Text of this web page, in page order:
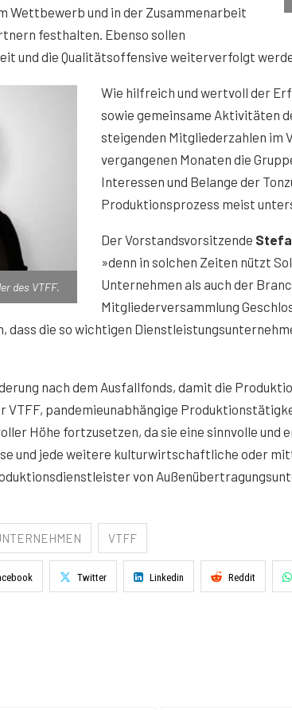
Wettbewerb und in der Zusammenarbeit
festhalten. Ebenso sollen
und die Qualitätsoffensive weiterverfolgt
des VTFF.
Wie hilfreich und wertvoll der
sowie gemeinsame Aktivitäten
steigenden Mitgliederzahlen im
vergangenen Monaten die
Interessen und Belange der
Produktionsprozess meist
Der Vorstandsvorsitzende
»denn in solchen Zeiten nützt
Unternehmen als auch der
Mitgliederversammlung
dass die so wichtigen
nach dem Ausfallfonds, damit die
pandemieunabhängige
Höhe fortzusetzen, da sie eine sinnvolle
und jede weitere kulturwirtschaftliche oder
von
VTFF
Twitter Linkedin Reddit